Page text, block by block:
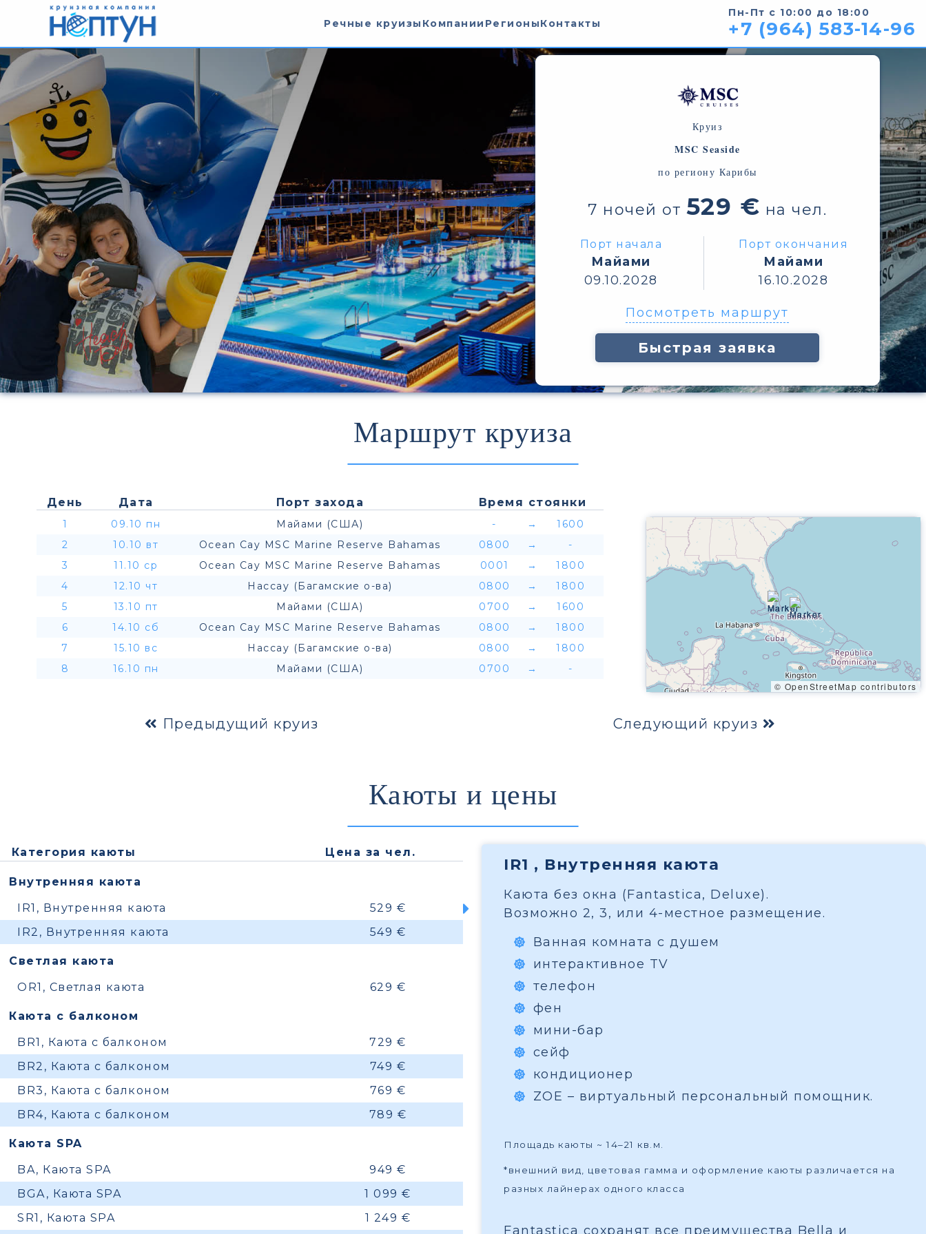
Речные круизы Компании РегионыКонтакты
Пн-Пт с 10:00 до 18:00
+7 (964) 583-14-96
Круиз
MSC Seaside
по региону Карибы
7 ночей от 529 € на чел.
Порт начала
Майами
09.10.2028
Порт окончания
Майами
16.10.2028
Посмотреть маршрут
Быстрая заявка
Маршрут круиза
День Дата Порт захода Время стоянки
1 09.10 пн Майами (США) - →
1600
2
10.10 вт Ocean Cay MSC Marine Reserve Bahamas 0800 →
-
3
11.10 ср Ocean Cay MSC Marine Reserve Bahamas 0001 →
1800
4
12.10 чт Нассау (Багамские о-ва) 0800 →
1800
5
13.10 пт Майами (США) 0700 →
1600
6
14.10 сб Ocean Cay MSC Marine Reserve Bahamas 0800 →
1800
7
15.10 вс Нассау (Багамские о-ва) 0800 →
1800
8
16.10 пн Майами (США) 0700 → -
© OpenStreetMap contributors
Предыдущий круиз Следующий круиз
Каюты и цены
Категория каюты Цена за чел.
Внутренняя каюта
IR1, Внутренняя каюта
529 €
IR2, Внутренняя каюта
549 €
Светлая каюта
OR1, Светлая каюта
629 €
Каюта с балконом
BR1, Каюта с балконом
729 €
BR2, Каюта с балконом
749 €
BR3, Каюта с балконом
769 €
BR4, Каюта с балконом
789 €
Каюта SPA
BA, Каюта SPA
949 €
BGA, Каюта SPA
1 099 €
SR1, Каюта SPA
1 249 €
IR1 , Внутренняя каюта
Каюта без окна (Fantastica, Deluxe).
Возможно 2, 3, или 4-местное размещение.
Ванная комната с душем
интерактивное TV
телефон
фен
мини-бар
сейф
кондиционер
ZOE – виртуальный персональный помощник.
Площадь каюты ~ 14–21 кв.м.
*внешний вид, цветовая гамма и оформление каюты различается на
разных лайнерах одного класса
Fantastica сохранят все преимущества Bella и